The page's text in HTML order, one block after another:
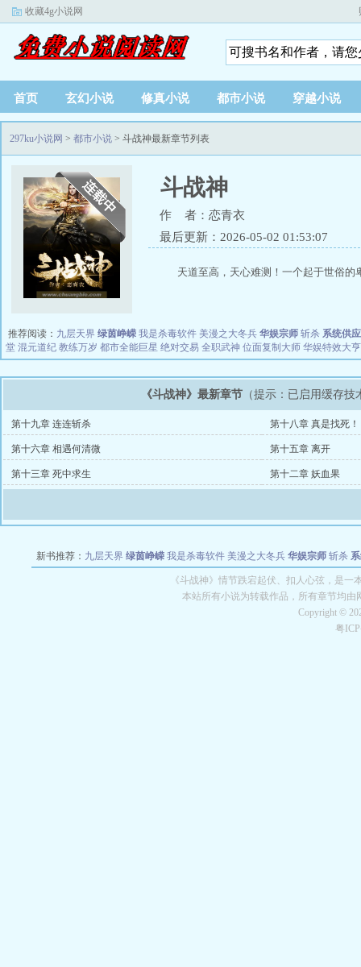
收藏4g小说网
首页 玄幻小说 修真小说 都市小说 穿越小说
297ku小说网 > 都市小说 > 斗战神最新章节列表
斗战神
作 者：恋青衣
最后更新：2026-05-02 01:53:07
天道至高，天心难测！一个起于世俗
推荐阅读： 九层天界 绿茵峥嵘 我是杀毒软件 美漫之大冬兵 华娱宗师 斩杀 系统供
堂 混元道纪 教练万岁 都市全能巨星 绝对交易 全职武神 位面复制大师 华娱特效大亨
《斗战神》最新章节 （提示：已启用缓存
第十九章 连连斩杀 第十八章 真是找死！
第十六章 相遇何清微 第十五章 离开
第十三章 死中求生 第十二章 妖血果
新书推荐： 九层天界 绿茵峥嵘 我是杀毒软件 美漫之大冬兵 华娱宗师 斩杀
教练万岁 都市全能巨星 绝对交易 全职武神 位面复
《斗战神》情节跌宕起伏、扣人心弦，是
本站所有小说为转载作品，所有章节均
Copyright ©
粤